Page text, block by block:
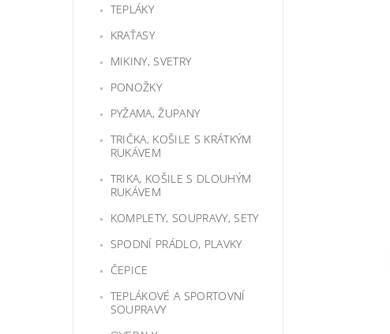
TEPLÁKY
KRAŤASY
MIKINY, SVETRY
PONOŽKY
PYŽAMA, ŽUPANY
TRIČKA, KOŠILE S KRÁTKÝM
RUKÁVEM
TRIKA, KOŠILE S DLOUHÝM
RUKÁVEM
KOMPLETY, SOUPRAVY, SETY
SPODNÍ PRÁDLO, PLAVKY
ČEPICE
TEPLÁKOVÉ A SPORTOVNÍ
SOUPRAVY